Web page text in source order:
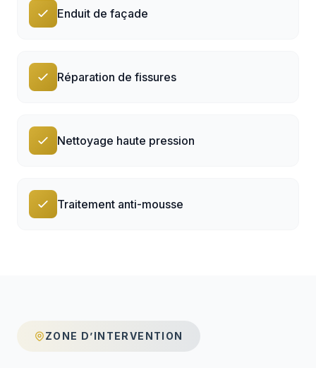
Enduit de façade
Réparation de fissures
Nettoyage haute pression
Traitement anti-mousse
ZONE D’INTERVENTION